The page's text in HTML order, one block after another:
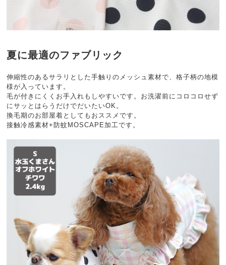
夏に最適のファブリック
伸縮性のあるサラリとした手触りのメッシュ素材で、格子柄の地模
様が入っています。
毛が付きにくくお手入れもしやすいです。お洗濯前にコロコロせず
にサッとはらうだけでだいたいOK。
換毛期のお部屋着としてもおススメです。
接触冷感素材+防蚊MOSCAPE加工です。